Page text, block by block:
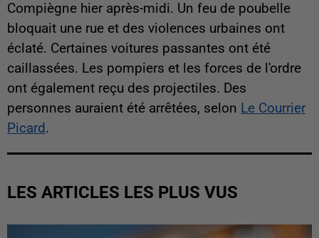
Compiègne hier après-midi. Un feu de poubelle
bloquait une rue et des violences urbaines ont
éclaté. Certaines voitures passantes ont été
caillassées. Les pompiers et les forces de l'ordre
ont également reçu des projectiles. Des
personnes auraient été arrêtées, selon Le Courrier
Picard.
LES ARTICLES LES PLUS VUS